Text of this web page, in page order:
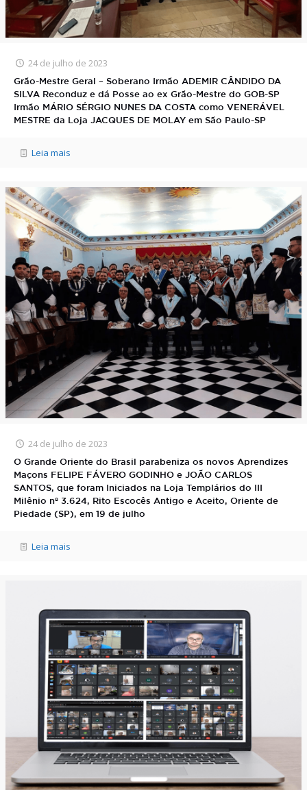
24 de julho de 2023
Grão-Mestre Geral – Soberano Irmão ADEMIR CÂNDIDO DA
SILVA Reconduz e dá Posse ao ex Grão-Mestre do GOB-SP
Irmão MÁRIO SÉRGIO NUNES DA COSTA como VENERÁVEL
MESTRE da Loja JACQUES DE MOLAY em São Paulo-SP
Leia mais
24 de julho de 2023
O Grande Oriente do Brasil parabeniza os novos Aprendizes
Maçons FELIPE FÁVERO GODINHO e JOÃO CARLOS
SANTOS, que foram Iniciados na Loja Templários do III
Milênio nº 3.624, Rito Escocês Antigo e Aceito, Oriente de
Piedade (SP), em 19 de julho
Leia mais